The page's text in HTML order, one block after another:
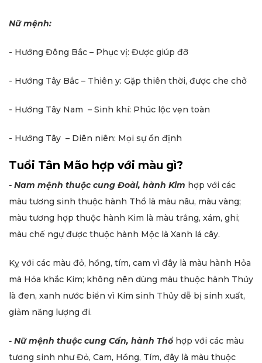
Nữ mệnh:
- Hướng Đông Bắc – Phục vị: Được giúp đỡ
- Hướng Tây Bắc – Thiên y: Gặp thiên thời, được che chở
- Hướng Tây Nam – Sinh khí: Phúc lộc vẹn toàn
- Hướng Tây – Diên niên: Mọi sự ổn định
Tuổi Tân Mão hợp với màu gì?
- Nam mệnh thuộc cung Đoài, hành Kim hợp với các
màu tương sinh thuộc hành Thổ là màu nâu, màu vàng;
màu tương hợp thuộc hành Kim là màu trắng, xám, ghi;
màu chế ngự được thuộc hành Mộc là Xanh lá cây.
Kỵ với các màu đỏ, hồng, tím, cam vì đây là màu hành Hỏa
mà Hỏa khắc Kim; không nên dùng màu thuộc hành Thủy
là đen, xanh nước biển vì Kim sinh Thủy dễ bị sinh xuất,
giảm năng lượng đi.
- Nữ mệnh thuộc cung Cấn, hành Thổ hợp với các màu
tương sinh như Đỏ, Cam, Hồng, Tím, đây là màu thuộc